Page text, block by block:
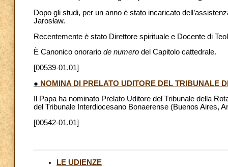
Dopo gli studi, per un anno è stato incaricato
Jarosław.
Recentemente è stato Direttore spirituale e Docente di
È Canonico onorario de numero del Capitolo cattedrale.
[00539-01.01]
● NOMINA DI PRELATO UDITORE DEL TRIBUNALE
Il Papa ha nominato Prelato Uditore del Tribunale della
del Tribunale Interdiocesano Bonaerense (Buenos Aires,
[00542-01.01]
LE UDIENZE